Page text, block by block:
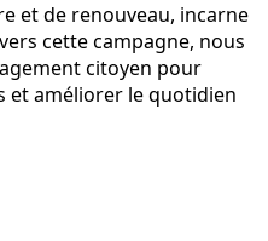
et de renouveau, incarne
cette campagne, nous
citoyen pour
et améliorer le quotidien